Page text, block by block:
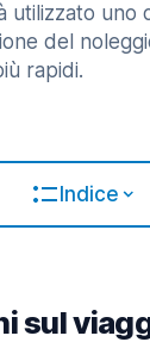
utilizzato uno
del
rapidi.
Indice
sul